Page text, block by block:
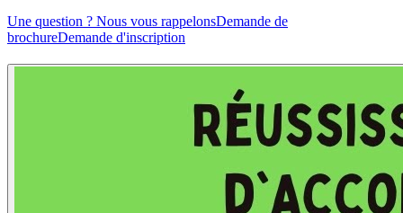
Une question ? Nous vous rappelonsDemande de
brochureDemande d'inscription